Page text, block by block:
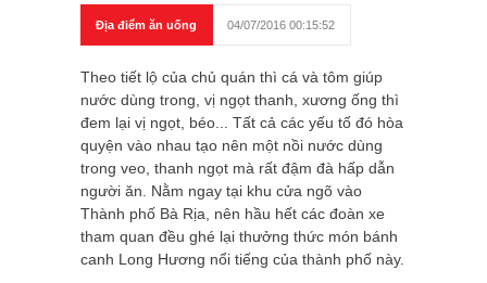
Địa điểm ăn uống 04/07/2016 00:15:52
Theo tiết lộ của chủ quán thì cá và tôm giúp
nước dùng trong, vị ngọt thanh, xương ống thì
đem lại vị ngọt, béo... Tất cả các yếu tố đó hòa
quyện vào nhau tạo nên một nồi nước dùng
trong veo, thanh ngọt mà rất đậm đà hấp dẫn
người ăn. Nằm ngay tại khu cửa ngõ vào
Thành phố Bà Rịa, nên hầu hết các đoàn xe
tham quan đều ghé lại thưởng thức món bánh
canh Long Hương nổi tiếng của thành phố này.